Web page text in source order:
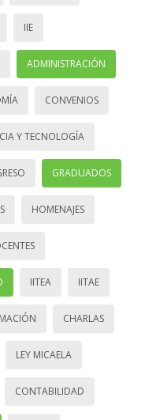
IIE
ADMINISTRACIÓN
CONVENIOS
Y TECNOLOGÍA
GRADUADOS
HOMENAJES
IITEA IITAE
CHARLAS
LEY MICAELA
CONTABILIDAD